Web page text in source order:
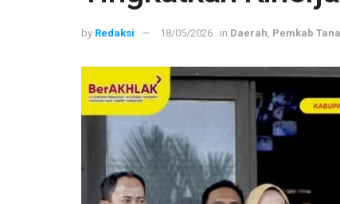
by Redaksi 18/05/2026 in Daerah Pemkab